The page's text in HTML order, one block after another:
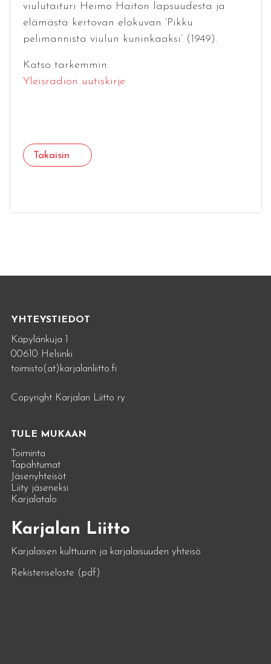
viulutaituri Heimo Haiton lapsuudesta ja
elämästä kertovan elokuvan ’Pikku
pelimannista viulun kuninkaaksi’ (1949).
Katso tarkemmin:
Yleisradion uutiskirje
Takaisin
YHTEYSTIEDOT
Käpylänkuja 1
00610 Helsinki
toimisto(at)karjalanliitto.fi
Copyright Karjalan Liitto ry
TULE MUKAAN
Toiminta
Tapahtumat
Jäsenyhteisöt
Liity jäseneksi
Karjalatalo
Karjalan Liitto
Karjalaisen kulttuurin ja karjalaisuuden yhteisö
Rekisteriseloste (pdf)